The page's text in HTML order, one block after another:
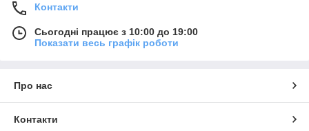
Контакти
Сьогодні працює з 10:00 до 19:00
Показати весь графік роботи
Про нас
Контакти